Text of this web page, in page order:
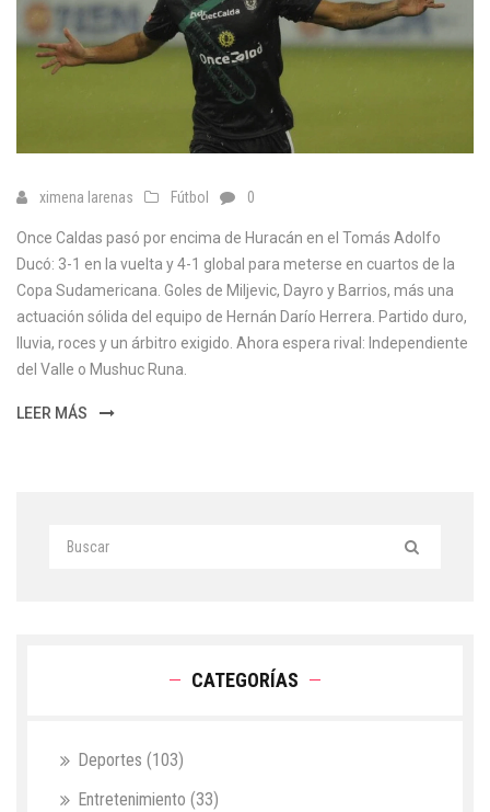
ximena larenas Fútbol 0
Once Caldas pasó por encima de Huracán en el Tomás Adolfo
Ducó: 3-1 en la vuelta y 4-1 global para meterse en cuartos de la
Copa Sudamericana. Goles de Miljevic, Dayro y Barrios, más una
actuación sólida del equipo de Hernán Darío Herrera. Partido duro,
lluvia, roces y un árbitro exigido. Ahora espera rival: Independiente
del Valle o Mushuc Runa.
LEER MÁS
CATEGORÍAS
Deportes (103)
Entretenimiento (33)